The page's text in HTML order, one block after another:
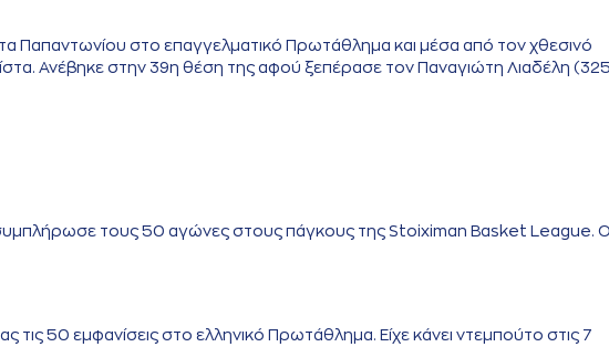
Παπαντωνίου στο επαγγελματικό Πρωτάθλημα και μέσα από τον χθεσινό
Ανέβηκε στην 39η θέση της αφού ξεπέρασε τον Παναγιώτη Λιαδέλη
τους 50 αγώνες στους πάγκους της Stoiximan Basket League. Ο
τις 50 εμφανίσεις στο ελληνικό Πρωτάθλημα. Είχε κάνει ντεμπούτο στις 7